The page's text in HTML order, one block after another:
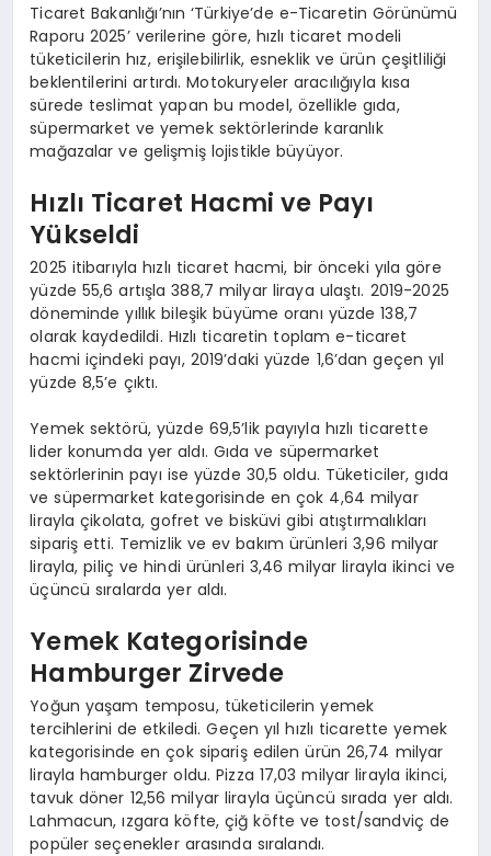
Ticaret Bakanlığı’nın ‘Türkiye’de e-Ticaretin Görünümü
Raporu 2025’ verilerine göre, hızlı ticaret modeli
tüketicilerin hız, erişilebilirlik, esneklik ve ürün çeşitliliği
beklentilerini artırdı. Motokuryeler aracılığıyla kısa
sürede teslimat yapan bu model, özellikle gıda,
süpermarket ve yemek sektörlerinde karanlık
mağazalar ve gelişmiş lojistikle büyüyor.
Hızlı Ticaret Hacmi ve Payı
Yükseldi
2025 itibarıyla hızlı ticaret hacmi, bir önceki yıla göre
yüzde 55,6 artışla 388,7 milyar liraya ulaştı. 2019-2025
döneminde yıllık bileşik büyüme oranı yüzde 138,7
olarak kaydedildi. Hızlı ticaretin toplam e-ticaret
hacmi içindeki payı, 2019’daki yüzde 1,6’dan geçen yıl
yüzde 8,5’e çıktı.
Yemek sektörü, yüzde 69,5’lik payıyla hızlı ticarette
lider konumda yer aldı. Gıda ve süpermarket
sektörlerinin payı ise yüzde 30,5 oldu. Tüketiciler, gıda
ve süpermarket kategorisinde en çok 4,64 milyar
lirayla çikolata, gofret ve bisküvi gibi atıştırmalıkları
sipariş etti. Temizlik ve ev bakım ürünleri 3,96 milyar
lirayla, piliç ve hindi ürünleri 3,46 milyar lirayla ikinci ve
üçüncü sıralarda yer aldı.
Yemek Kategorisinde
Hamburger Zirvede
Yoğun yaşam temposu, tüketicilerin yemek
tercihlerini de etkiledi. Geçen yıl hızlı ticarette yemek
kategorisinde en çok sipariş edilen ürün 26,74 milyar
lirayla hamburger oldu. Pizza 17,03 milyar lirayla ikinci,
tavuk döner 12,56 milyar lirayla üçüncü sırada yer aldı.
Lahmacun, ızgara köfte, çiğ köfte ve tost/sandviç de
popüler seçenekler arasında sıralandı.